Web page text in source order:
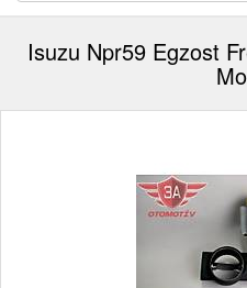
Isuzu Npr59 Egzost